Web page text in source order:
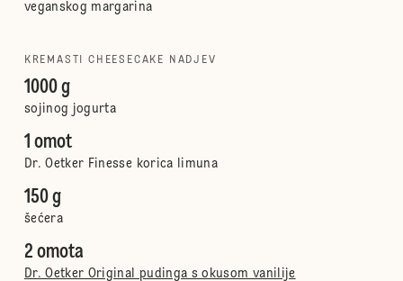
veganskog margarina
KREMASTI CHEESECAKE NADJEV
1000 g
sojinog jogurta
1 omot
Dr. Oetker Finesse korica limuna
150 g
šećera
2 omota
Dr. Oetker Original pudinga s okusom vanilije